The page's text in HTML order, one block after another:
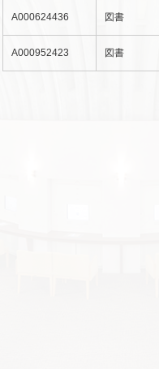
A000624436 図書
A000952423 図書